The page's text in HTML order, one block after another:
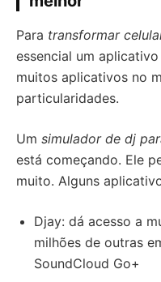
Para transformar
essencial um
muitos aplicativos no
particularidades.
Um simulador de dj
está começando. Ele
muito. Alguns
Djay: dá acesso a
milhões de outras
SoundCloud Go+